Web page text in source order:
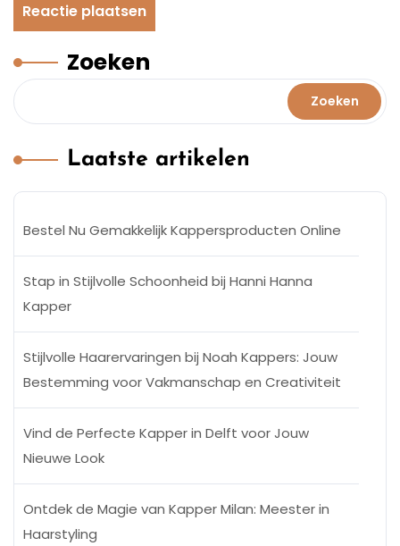
Zoeken
Zoeken
Laatste artikelen
Bestel Nu Gemakkelijk Kappersproducten Online
Stap in Stijlvolle Schoonheid bij Hanni Hanna
Kapper
Stijlvolle Haarervaringen bij Noah Kappers: Jouw
Bestemming voor Vakmanschap en Creativiteit
Vind de Perfecte Kapper in Delft voor Jouw
Nieuwe Look
Ontdek de Magie van Kapper Milan: Meester in
Haarstyling